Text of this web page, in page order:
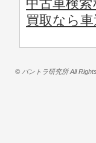
中古車検
買取なら
© バントラ研究所 All